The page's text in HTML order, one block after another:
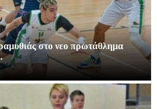
στο νεο πρωτάθλημα